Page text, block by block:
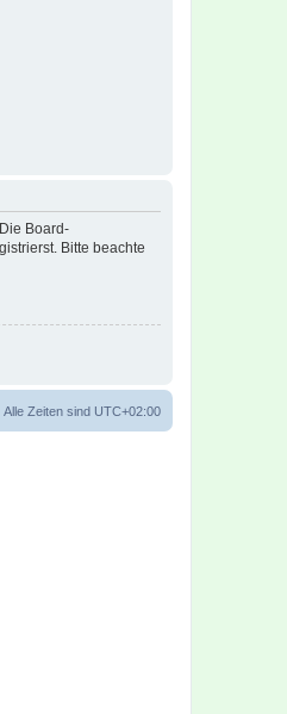
Board-
Bitte beachte
Alle Zeiten sind UTC+02:00